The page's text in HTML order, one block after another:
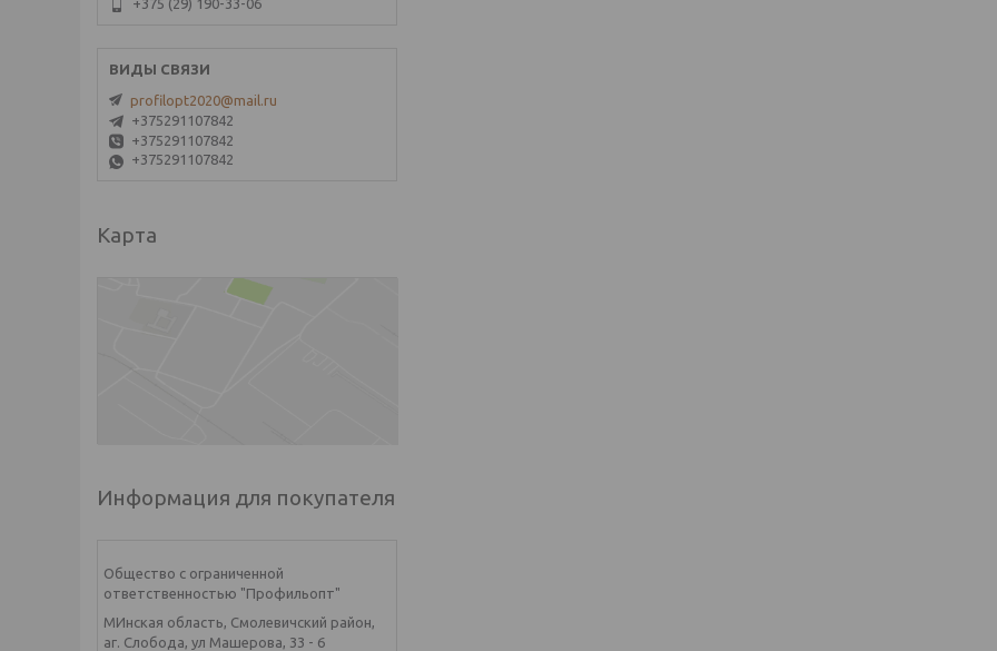
+375 (29) 190-33-06
profilopt2020@mail.ru
+375291107842
+375291107842
+375291107842
Карта
Информация для покупателя
Общество с ограниченной
ответственностью "Профильопт"
МИнская область, Смолевичский район,
аг. Слобода, ул Машерова, 33 - 6